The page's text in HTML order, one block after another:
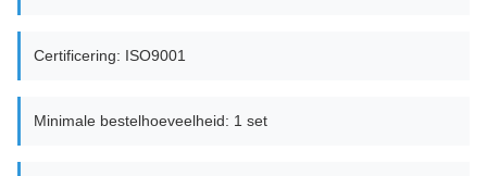
Certificering: ISO9001
Minimale bestelhoeveelheid: 1 set